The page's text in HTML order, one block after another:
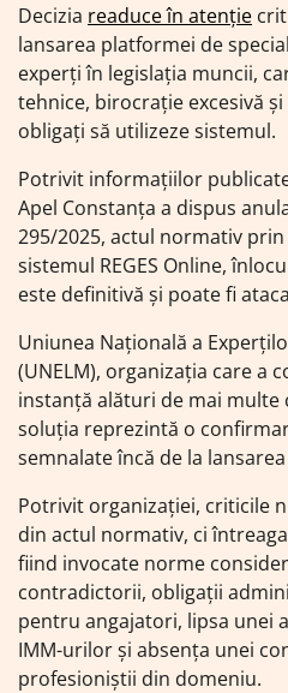
Decizia readuce în atenție
lansarea platformei de
experți în legislația muncii,
tehnice, birocrație excesivă
obligați să utilizeze sistemul.
Potrivit informațiilor
Apel Constanța a dispus
295/2025, actul normativ
sistemul REGES Online,
este definitivă și poate fi
Uniunea Națională a
(UNELM), organizația care a
instanță alături de mai multe
soluția reprezintă o
semnalate încă de la
Potrivit organizației, criticile
din actul normativ, ci
fiind invocate norme
contradictorii, obligații
pentru angajatori, lipsa unei
IMM-urilor și absența unei
profesioniștii din domeniu.